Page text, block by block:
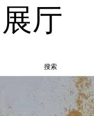
厅
搜索